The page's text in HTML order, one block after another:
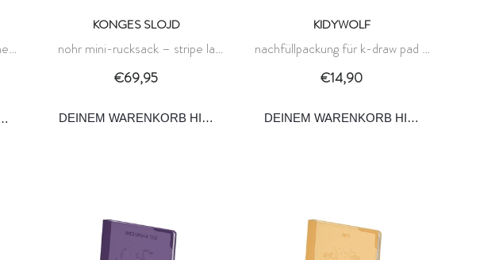
KONGES SLOJD
nohr mini-rucksack – stripe la
mer – konges slojd
€69,95
DEINEM WARENKORB HINZUFÜGEN
KIDYWOLF
nachfüllpackung für k-draw pad -
galaxien 10+ - kidywolf
€14,90
DEINEM WARENKORB HINZUFÜGEN